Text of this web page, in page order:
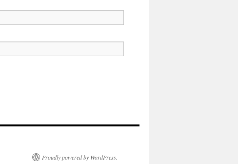
Proudly powered by WordPress.